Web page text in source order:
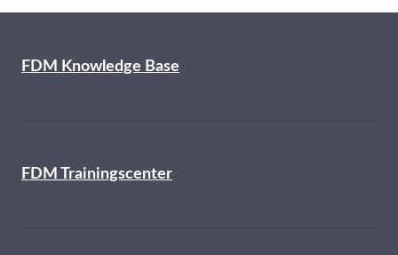
FDM Knowledge Base
FDM Trainingscenter